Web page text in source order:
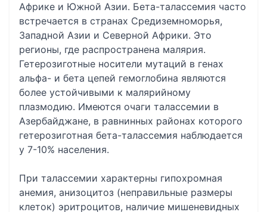
Африке и Южной Азии. Бета-талассемия часто
встречается в странах Средиземноморья,
Западной Азии и Северной Африки. Это
регионы, где распространена малярия.
Гетерозиготные носители мутаций в генах
альфа- и бета цепей гемоглобина являются
более устойчивыми к малярийному
плазмодию. Имеются очаги талассемии в
Азербайджане, в равнинных районах которого
гетерозиготная бета-талассемия наблюдается
у 7-10% населения.
При талассемии характерны гипохромная
анемия, анизоцитоз (неправильные размеры
клеток) эритроцитов, наличие мишеневидных